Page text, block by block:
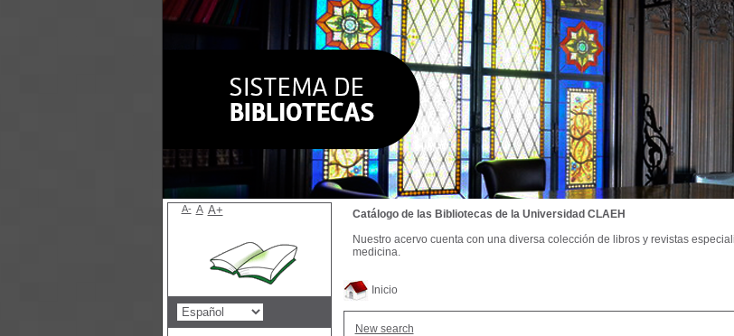
Inicio
New search
Catálogo de las Bibliotecas de la Universidad CLAEH
Nuestro acervo cuenta con una diversa colección de libros y revistas
medicina.
A- A A+